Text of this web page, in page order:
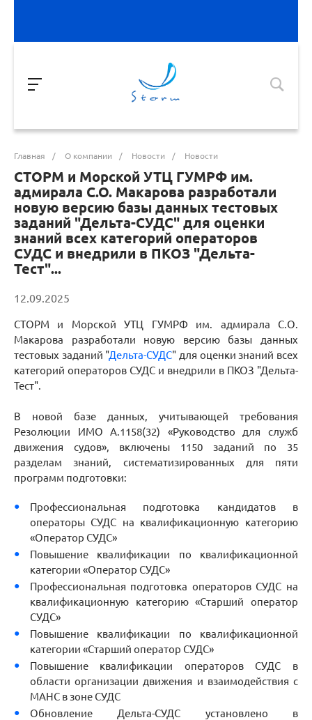
Главная / О компании / Новости / Новости
СТОРМ и Морской УТЦ ГУМРФ им.
адмирала С.О. Макарова разработали
новую версию базы данных тестовых
заданий "Дельта-СУДС" для оценки
знаний всех категорий операторов
СУДС и внедрили в ПКОЗ "Дельта-
Тест"...
12.09.2025
СТОРМ и Морской УТЦ ГУМРФ им. адмирала С.О.
Макарова разработали новую версию базы данных
тестовых заданий "Дельта-СУДС" для оценки знаний всех
категорий операторов СУДС и внедрили в ПКОЗ "Дельта-
Тест".
В новой базе данных, учитывающей требования
Резолюции ИМО А.1158(32) «Руководство для служб
движения судов», включены 1150 заданий по 35
разделам знаний, систематизированных для пяти
программ подготовки:
Профессиональная подготовка кандидатов в
операторы СУДС на квалификационную категорию
«Оператор СУДС»
Повышение квалификации по квалификационной
категории «Оператор СУДС»
Профессиональная подготовка операторов СУДС на
квалификационную категорию «Старший оператор
СУДС»
Повышение квалификации по квалификационной
категории «Старший оператор СУДС»
Повышение квалификации операторов СУДС в
области организации движения и взаимодействия с
МАНС в зоне СУДС
Обновление Дельта-СУДС установлено в